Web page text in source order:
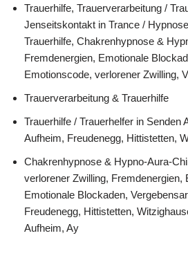
Trauerhilfe, Trauerverarbeitung /
Jenseitskontakt in Trance /
Trauerhilfe, Chakrenhypnose &
Fremdenergien, Emotionale
Emotionscode, verlorener Zwilling,
Trauerverarbeitung & Trauerhilfe
Trauerhilfe / Trauerhelfer in Senden
Aufheim, Freudenegg, Hittistetten,
Chakrenhypnose & Hypno-Aura-
verlorener Zwilling, Fremdenergien,
Emotionale Blockaden,
Freudenegg, Hittistetten,
Aufheim, Ay